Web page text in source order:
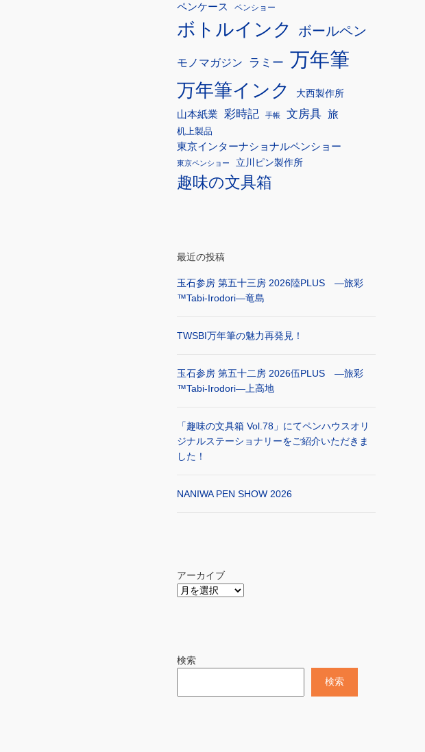
ペンケース ペンショー
ボトルインク ボールペン
モノマガジン ラミー 万年筆
万年筆インク
大西製作所
山本紙業
彩時記 手帳 文房具 旅
机上製品
東京インターナショナルペンショー
東京ペンショー 立川ピン製作所
趣味の文具箱
最近の投稿
玉石参房 第五十三房 2026陸PLUS ―旅彩
™Tabi-Irodori―竜島
TWSBI万年筆の魅力再発見！
玉石参房 第五十二房 2026伍PLUS ―旅彩
™Tabi-Irodori―上高地
「趣味の文具箱 Vol.78」にてペンハウスオリ
ジナルステーショナリーをご紹介いただきま
した！
NANIWA PEN SHOW 2026
アーカイブ
検索
検索